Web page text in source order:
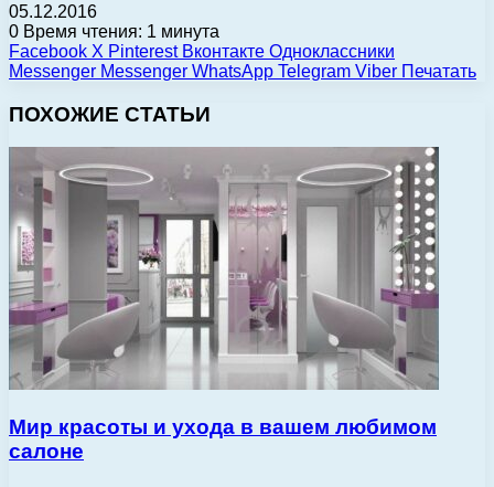
05.12.2016
0 Время чтения: 1 минута
Facebook X Pinterest Вконтакте Одноклассники
Messenger Messenger WhatsApp Telegram Viber Печатать
ПОХОЖИЕ СТАТЬИ
Мир красоты и ухода в вашем любимом
салоне